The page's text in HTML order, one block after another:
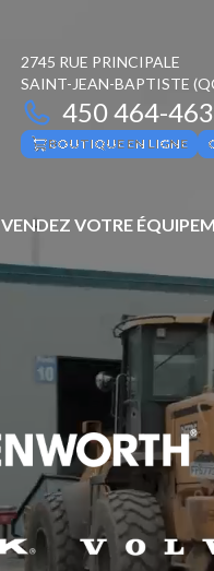
2745 RUE PRINCIPALE
SAINT-JEAN-BAPTISTE
450 464-
BOUTIQUE EN LIGNE
VENDEZ VOTRE